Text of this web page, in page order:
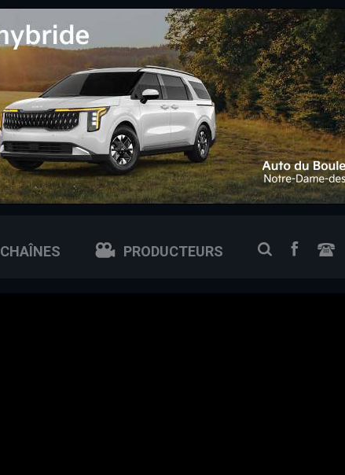
CHAÎNES PRODUCTEURS RECHERCHE